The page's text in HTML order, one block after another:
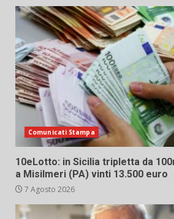
Comunicati Stampa
10eLotto: in Sicilia tripletta da
a Misilmeri (PA) vinti 13.500 euro
7 Agosto 2026